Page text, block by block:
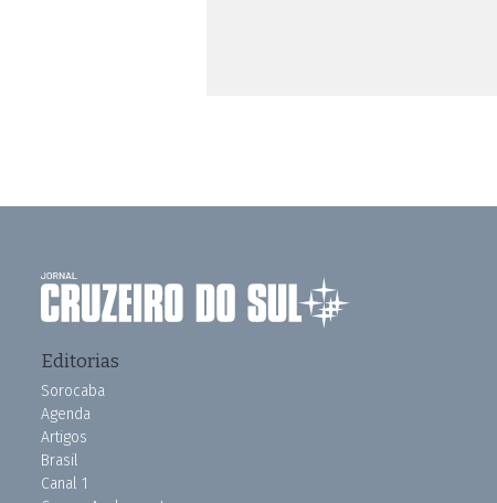
Editorias
Sorocaba
Agenda
Artigos
Brasil
Canal 1